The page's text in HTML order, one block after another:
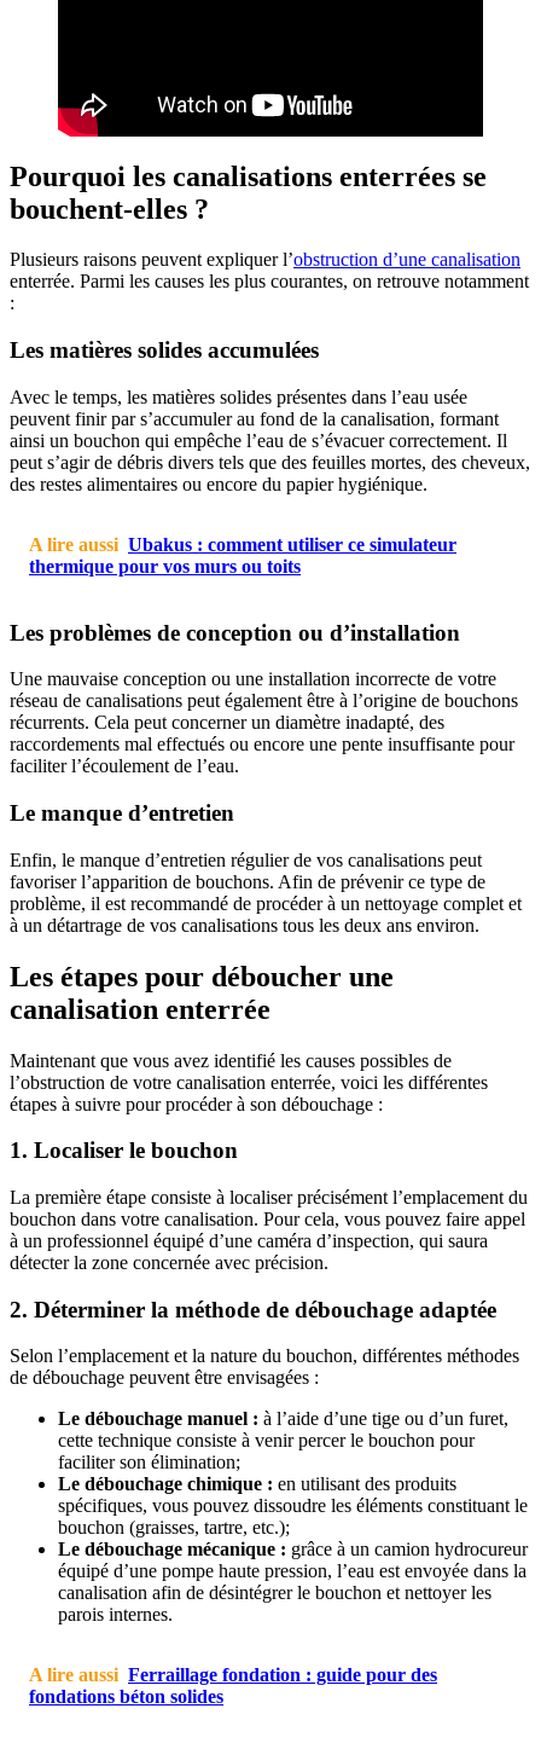
Pourquoi les canalisations enterrées se
bouchent-elles ?
Plusieurs raisons peuvent expliquer l’obstruction d’une canalisation
enterrée. Parmi les causes les plus courantes, on retrouve notamment
:
Les matières solides accumulées
Avec le temps, les matières solides présentes dans l’eau usée
peuvent finir par s’accumuler au fond de la canalisation, formant
ainsi un bouchon qui empêche l’eau de s’évacuer correctement. Il
peut s’agir de débris divers tels que des feuilles mortes, des cheveux,
des restes alimentaires ou encore du papier hygiénique.
A lire aussi Ubakus : comment utiliser ce simulateur
thermique pour vos murs ou toits
Les problèmes de conception ou d’installation
Une mauvaise conception ou une installation incorrecte de votre
réseau de canalisations peut également être à l’origine de bouchons
récurrents. Cela peut concerner un diamètre inadapté, des
raccordements mal effectués ou encore une pente insuffisante pour
faciliter l’écoulement de l’eau.
Le manque d’entretien
Enfin, le manque d’entretien régulier de vos canalisations peut
favoriser l’apparition de bouchons. Afin de prévenir ce type de
problème, il est recommandé de procéder à un nettoyage complet et
à un détartrage de vos canalisations tous les deux ans environ.
Les étapes pour déboucher une
canalisation enterrée
Maintenant que vous avez identifié les causes possibles de
l’obstruction de votre canalisation enterrée, voici les différentes
étapes à suivre pour procéder à son débouchage :
1. Localiser le bouchon
La première étape consiste à localiser précisément l’emplacement du
bouchon dans votre canalisation. Pour cela, vous pouvez faire appel
à un professionnel équipé d’une caméra d’inspection, qui saura
détecter la zone concernée avec précision.
2. Déterminer la méthode de débouchage adaptée
Selon l’emplacement et la nature du bouchon, différentes méthodes
de débouchage peuvent être envisagées :
Le débouchage manuel : à l’aide d’une tige ou d’un furet,
cette technique consiste à venir percer le bouchon pour
faciliter son élimination;
Le débouchage chimique : en utilisant des produits
spécifiques, vous pouvez dissoudre les éléments constituant le
bouchon (graisses, tartre, etc.);
Le débouchage mécanique : grâce à un camion hydrocureur
équipé d’une pompe haute pression, l’eau est envoyée dans la
canalisation afin de désintégrer le bouchon et nettoyer les
parois internes.
A lire aussi Ferraillage fondation : guide pour des
fondations béton solides